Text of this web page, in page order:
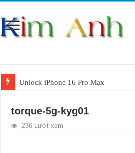
Unlock iPhone 16 Pro Max
Unlock Samsung Galaxy S26 Ultra
Unlock Motorola Razr 2025
torque-5g-kyg01
236 Lượt xem